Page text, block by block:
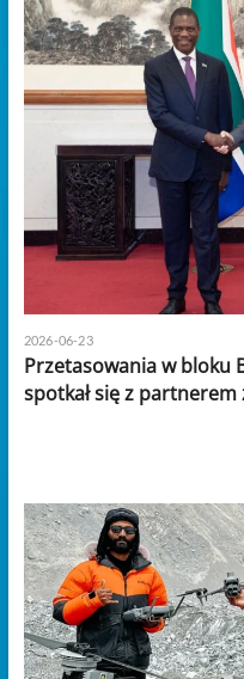
2026-06-23
Przetasowania w bloku
spotkał się z partnerem